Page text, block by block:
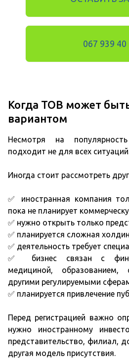
067 939 40
Когда ТОВ может
вариантом
Несмотря на
подходит не для всех
Иногда стоит рассмотреть
✅ иностранная компания
пока не планирует
✅ нужно открыть только
✅ планируется сложная
✅ деятельность требует
✅ бизнес связан с
медициной, образованием,
другими регулируемыми
✅ планируется привлечение
Перед регистрацией важно
нужно иностранному
представительство, филиал,
другая модель присутствия.